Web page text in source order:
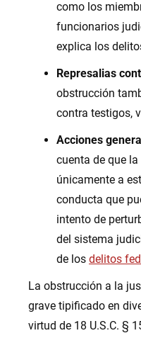
como los
funcionarios
explica los
Represalias
obstrucción
contra testigos,
Acciones
cuenta de que
únicamente a
conducta que
intento de
del sistema
de los delitos
La obstrucción a la
grave tipificado en
virtud de 18 U.S.C. §